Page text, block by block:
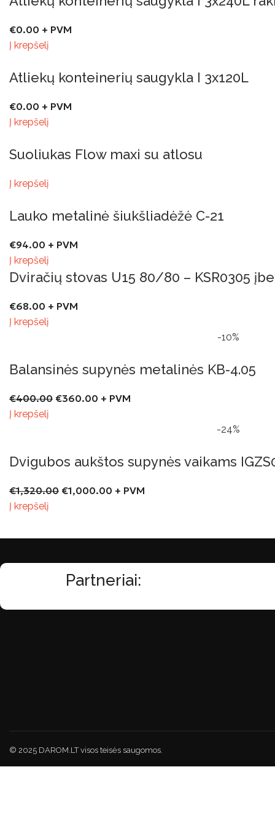
€0.00 + PVM
Į krepšelį
Atliekų konteinerių saugykla I 3x120L
€0.00 + PVM
Į krepšelį
Suoliukas Flow maxi su atlosu
Į krepšelį
Lauko metalinė šiukšliadėžė C-21
€94.00 + PVM
Į krepšelį
Dviračių stovas U15 80/80 – KSR0305
€68.00 + PVM
Į krepšelį
-10%
Balansinės supynės metalinės KB-4.05
€400.00 €360.00 + PVM
Į krepšelį
-24%
Dvigubos aukštos supynės vaikams
€1,320.00 €1,000.00 + PVM
Į krepšelį
Partneriai:
© 2025 DAROM.LT visos teisės saugomos.